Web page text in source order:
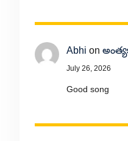
Abhi on
July 26, 2026
Good song